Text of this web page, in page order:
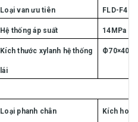
Loại van ưu tiên FLD-F48H
Hệ thống áp suất 14MPa
Kích thước xylanh hệ thống
lái
Loại phanh chân Kích hoạt